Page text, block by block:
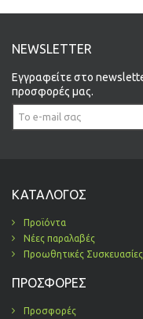
NEWSLETTER
Εγγραφείτε στο
προσφορές μας.
ΚΑΤΆΛΟΓΟΣ
Προϊόντα
Νέες παραλαβές
Προωθητικές Συσκευασίες
ΠΡΟΣΦΟΡΈΣ
Προσφορές